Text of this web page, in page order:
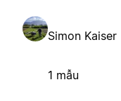
Simon Kaiser
1 mẫu